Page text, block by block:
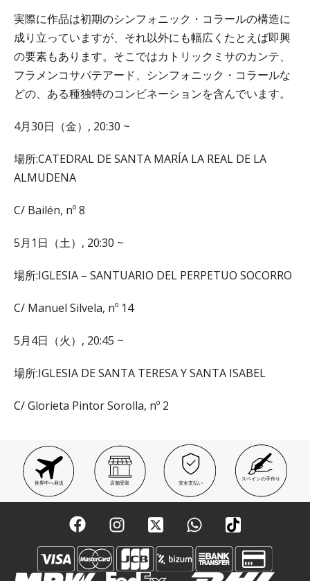
実際に作品は初期のシンフォニック・コラールの構造に
成り立っていますが、それ以外にも幅広くたとえば即興
の要素もあります。そこではカトリックミサのカンテ、
フラメンコサパテアード、シンフォニック・コラールな
どの、ある種独特のコンビネーションを含んでいます。
4月30日（金）, 20:30 ~
場所:CATEDRAL DE SANTA MARÍA LA REAL DE LA
ALMUDENA
C/ Bailén, nº 8
5月1日（土）, 20:30 ~
場所:IGLESIA – SANTUARIO DEL PERPETUO SOCORRO
C/ Manuel Silvela, nº 14
5月4日（火）, 20:45 ~
場所:IGLESIA DE SANTA TERESA Y SANTA ISABEL
C/ Glorieta Pintor Sorolla, nº 2
世界中へ発送 店舗受取 安全支払い
スペインの手作り